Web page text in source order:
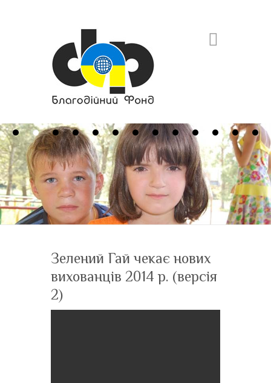
Зелений Гай чекає нових
вихованців 2014 р. (версія
2)